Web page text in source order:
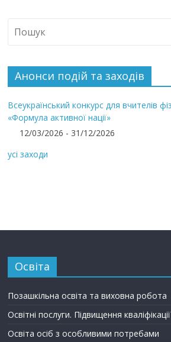
Анонси подій та заходів
Всеукраїнський конкурс для вчителів
«Формула активної нації»
12/03/2026 - 31/12/2026
усі заходи
Освіта
Позашкільна освіта та виховна робота
Освітні послуги. Підвищення кваліфікації
Освіта осіб з особливими потребами